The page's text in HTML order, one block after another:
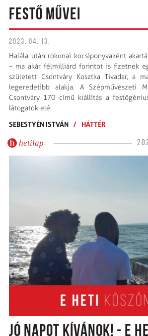
FESTŐ MŰVEI
2023. 04. 13.
Halála után rokonai kocsiponyvaként
– ma akár félmilliárd forintot is fizetnek
született Csontváry Kosztka Tivadar, a
legeredetibb alakja. A Szépművészeti
Csontváry 170 című kiállítás a
látogatók elé.
SEBESTYÉN ISTVÁN / HÁTTÉR
hetilap
JÓ NAPOT KÍVÁNOK! - E